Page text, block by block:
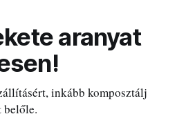
aranyat
inkább komposztálj
belőle.